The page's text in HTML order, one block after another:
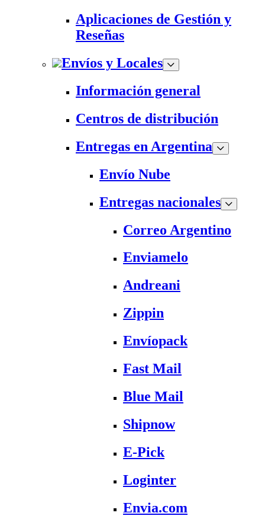
Aplicaciones de Gestión y
Reseñas
Envíos y Locales
Información general
Centros de distribución
Entregas en Argentina
Envío Nube
Entregas nacionales
Correo Argentino
Enviamelo
Andreani
Zippin
Envíopack
Fast Mail
Blue Mail
Shipnow
E-Pick
Loginter
Envia.com